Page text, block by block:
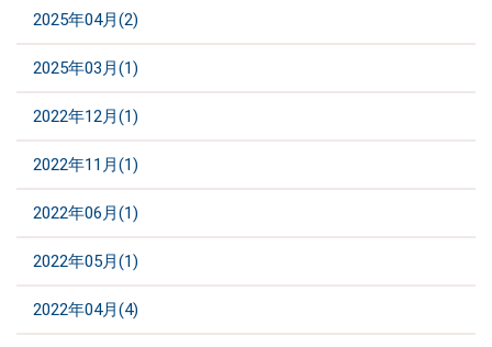
2025年04月(2)
2025年03月(1)
2022年12月(1)
2022年11月(1)
2022年06月(1)
2022年05月(1)
2022年04月(4)